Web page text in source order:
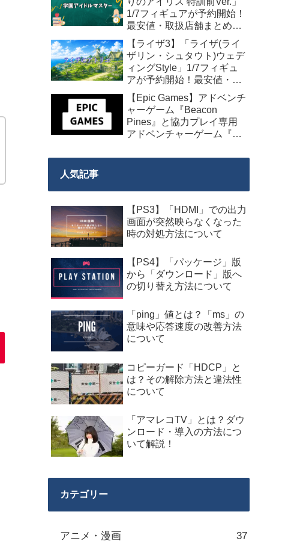
1/7フィギュアが予約開始！
最安値・取扱店舗まとめ
【2027年4月発売】
【ライザ3】「ライザ(ライ
ザリン・シュタウト)ウェデ
ィングStyle」1/7フィギュ
アが予約開始！最安値・取
扱店舗まとめ【2027年4月
発売】
【Epic Games】アドベンチ
ャーゲーム『Beacon
Pines』と協力プレイ専用
アドベンチャーゲーム『We
料配布が来週2026年8月14
人気記事
【PS3】「HDMI」での出力
画面が突然映らなくなった
時の対処方法について
【PS4】「パッケージ」版
から「ダウンロード」版へ
の切り替え方法について
「ping」値とは？「ms」の
意味や応答速度の改善方法
について
コピーガード「HDCP」と
は？その解除方法と違法性
について
「アマレコTV」とは？ダウ
ンロード・導入の方法につ
いて解説！
カテゴリー
アニメ・漫画 37